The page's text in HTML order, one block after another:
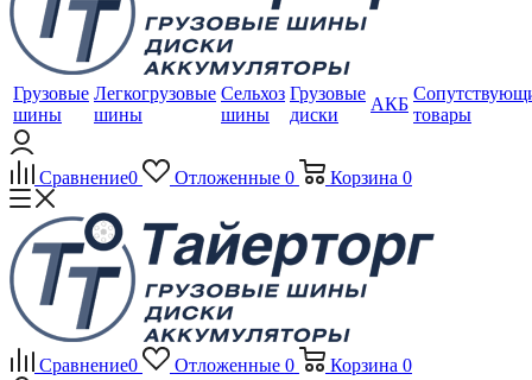
Грузовые
шины
Легкогрузовые
шины
Сельхоз
шины
Грузовые
диски
АКБ
товары
Сравнение0 Отложенные 0 Корзина 0
Сравнение0 Отложенные 0 Корзина 0